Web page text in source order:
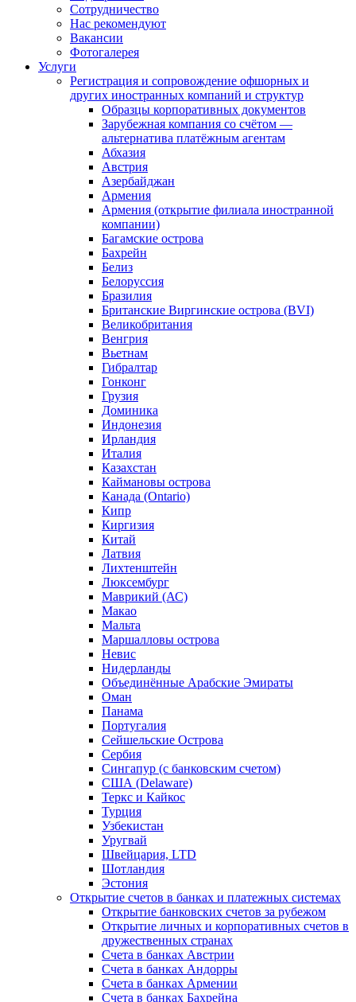
Сотрудничество
Нас рекомендуют
Вакансии
Фотогалерея
Услуги
Регистрация и сопровождение офшорных и
других иностранных компаний и структур
Образцы корпоративных документов
Зарубежная компания со счётом —
альтернатива платёжным агентам
Абхазия
Австрия
Азербайджан
Армения
Армения (открытие филиала иностранной
компании)
Багамские острова
Бахрейн
Белиз
Белоруссия
Бразилия
Британские Виргинские острова (BVI)
Великобритания
Венгрия
Вьетнам
Гибралтар
Гонконг
Грузия
Доминика
Индонезия
Ирландия
Италия
Казахстан
Каймановы острова
Канада (Ontario)
Кипр
Киргизия
Китай
Латвия
Лихтенштейн
Люксембург
Маврикий (АС)
Макао
Мальта
Маршалловы острова
Нeвис
Нидерланды
Объединённые Арабские Эмираты
Оман
Панама
Португалия
Сейшельские Острова
Сербия
Сингапур (c банковским счетом)
США (Delaware)
Теркс и Кайкос
Турция
Узбекистан
Уругвай
Швейцария, LTD
Шотландия
Эстония
Открытие счетов в банках и платежных системах
Открытие банковских счетов за рубежом
Открытие личных и корпоративных счетов в
дружественных странах
Счета в банках Австрии
Счета в банках Андорры
Счета в банках Армении
Счета в банках Бахрейна